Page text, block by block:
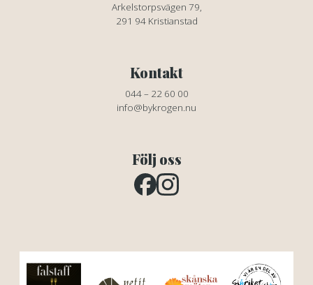
Arkelstorpsvägen 79,
291 94 Kristianstad
Kontakt
044 – 22 60 00
info@bykrogen.nu
Följ oss